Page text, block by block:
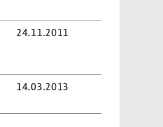
24.11.2011
14.03.2013